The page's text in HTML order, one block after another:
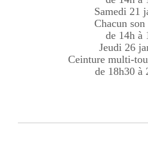
Samedi 21
Chacun
de 14h à
Jeudi 26
Ceinture multi-
de 18h30 à